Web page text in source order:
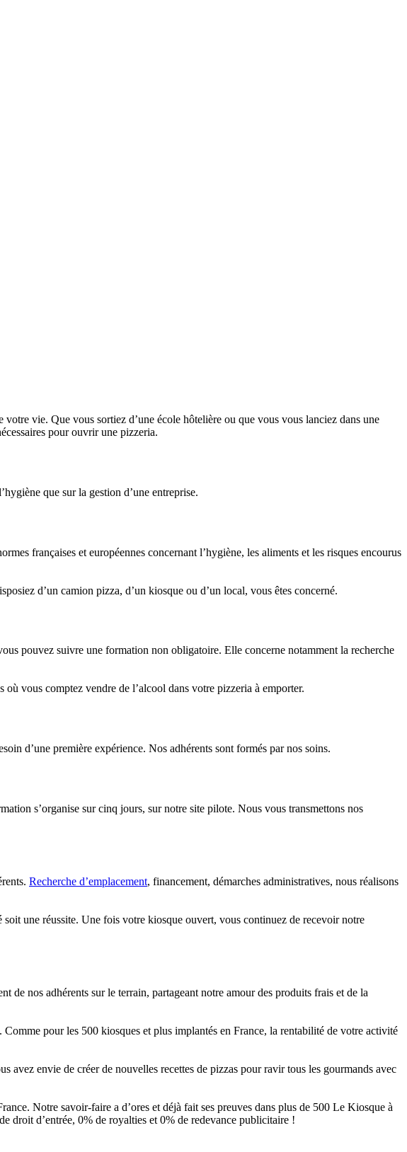
vie. Que vous sortiez d’une école hôtelière ou que vous vous lanciez dans une
pour ouvrir une pizzeria.
que sur la gestion d’une entreprise.
françaises et européennes concernant l’hygiène, les aliments et les risques encourus
d’un camion pizza, d’un kiosque ou d’un local, vous êtes concerné.
pouvez suivre une formation non obligatoire. Elle concerne notamment la recherche
vous comptez vendre de l’alcool dans votre pizzeria à emporter.
d’une première expérience. Nos adhérents sont formés par nos soins.
s’organise sur cinq jours, sur notre site pilote. Nous vous transmettons nos
Recherche d’emplacement, financement, démarches administratives, nous réalisons
une réussite. Une fois votre kiosque ouvert, vous continuez de recevoir notre
de nos adhérents sur le terrain, partageant notre amour des produits frais et de la
pour les 500 kiosques et plus implantés en France, la rentabilité de votre activité
envie de créer de nouvelles recettes de pizzas pour ravir tous les gourmands avec
Notre savoir-faire a d’ores et déjà fait ses preuves dans plus de 500 Le Kiosque à
droit d’entrée, 0% de royalties et 0% de redevance publicitaire !